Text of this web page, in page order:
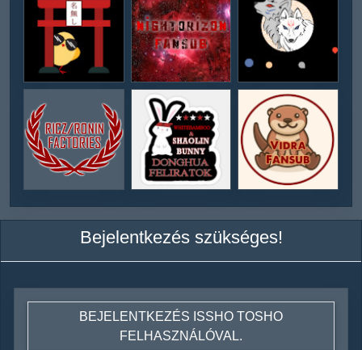
Bejelentkezés szükséges!
BEJELENTKEZÉS ISSHO TOSHO
FELHASZNÁLÓVAL.